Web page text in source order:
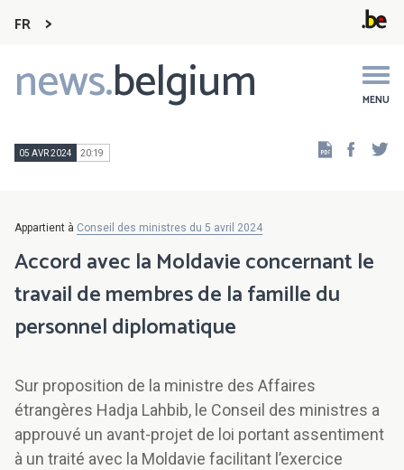
FR
news.belgium MENU
Main
navigation
05 AVR 2024 20:19
Appartient à Conseil des ministres du 5 avril 2024
Accord avec la Moldavie concernant le
travail de membres de la famille du
personnel diplomatique
Sur proposition de la ministre des Affaires
étrangères Hadja Lahbib, le Conseil des ministres a
approuvé un avant-projet de loi portant assentiment
à un traité avec la Moldavie facilitant l’exercice